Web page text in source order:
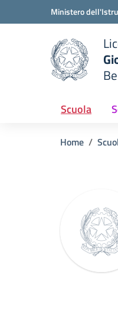
Vai ai contenuti
Vai al menu di navigazione
Ministero
scuola
Scuola
Home